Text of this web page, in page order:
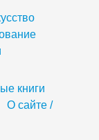
книги
О сайте /